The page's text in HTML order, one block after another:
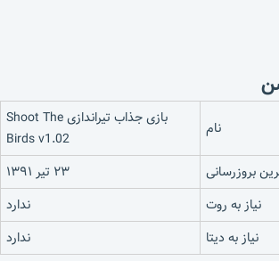
نام
بازی جذاب تیراندازی Shoot The
Birds v1.02
بروزرسانی
۲۳ تیر ۱۳۹۱
نیاز به روت
ندارد
نیاز به دیتا
ندارد